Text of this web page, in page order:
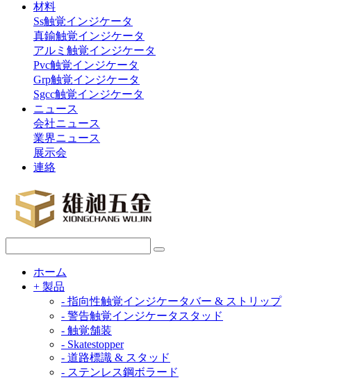
材料
Ss触覚インジケータ
真鍮触覚インジケータ
アルミ触覚インジケータ
Pvc触覚インジケータ
Grp触覚インジケータ
Sgcc触覚インジケータ
ニュース
会社ニュース
業界ニュース
展示会
連絡
ホーム
+ 製品
- 指向性触覚インジケータバー & ストリップ
- 警告触覚インジケータスタッド
- 触覚舗装
- Skatestopper
- 道路標識 & スタッド
- ステンレス鋼ボラード